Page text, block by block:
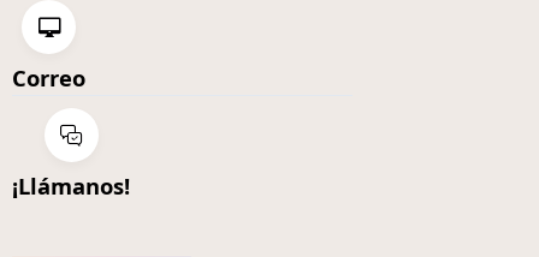
Correo
¡Llámanos!